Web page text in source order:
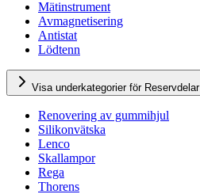
Mätinstrument
Avmagnetisering
Antistat
Lödtenn
Visa underkategorier för Reservdelar
Renovering av gummihjul
Silikonvätska
Lenco
Skallampor
Rega
Thorens